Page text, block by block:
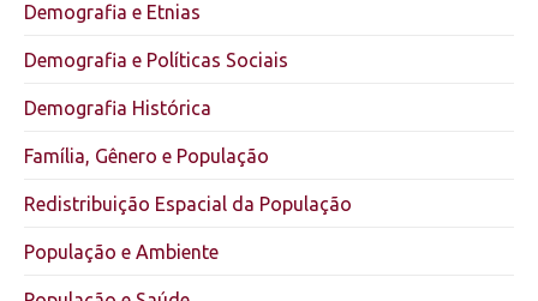
Demografia e Etnias
Demografia e Políticas Sociais
Demografia Histórica
Família, Gênero e População
Redistribuição Espacial da População
População e Ambiente